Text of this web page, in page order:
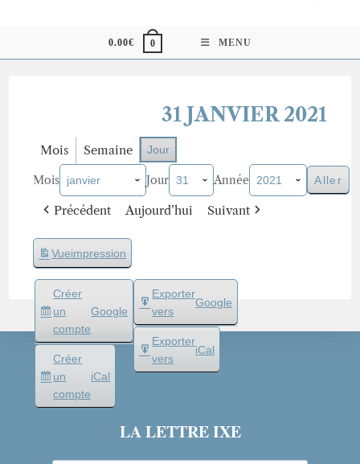
0.00€ 0 MENU
31 JANVIER 2021
Mois Semaine Jour
Mois Jour Année
Précédent Aujourd’hui Suivant
Créer
un
compte
Google
Créer
un
compte
iCal
Vueimpression
Exporter
vers
Google
Exporter
vers
iCal